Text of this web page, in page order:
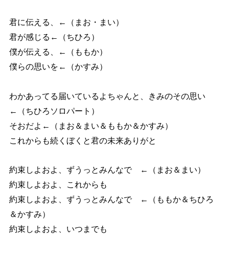
君に伝える、←（まお・まい）
君が感じる←（ちひろ）
僕が伝える、←（ももか）
僕らの思いを←（かすみ）
わかあってる届いているよちゃんと、きみのその思い
←（ちひろソロパート）
そおだよ←（まお＆まい＆ももか＆かすみ）
これからも続くぼくと君の未来ありがと
約束しよおよ、ずうっとみんなで ←（まお＆まい）
約束しよおよ、これからも
約束しよおよ、ずうっとみんなで ←（ももか＆ちひろ
＆かすみ）
約束しよおよ、いつまでも